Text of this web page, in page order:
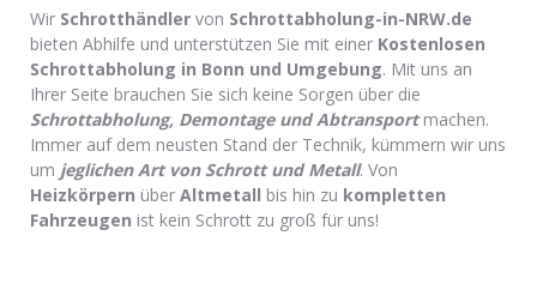
Wir Schrotthändler von Schrottabholung-in-NRW.de
bieten Abhilfe und unterstützen Sie mit einer Kostenlosen
Schrottabholung in Bonn und Umgebung. Mit uns an
Ihrer Seite brauchen Sie sich keine Sorgen über die
Schrottabholung, Demontage und Abtransportmachen.
Immer auf dem neusten Stand der Technik, kümmern wir uns
um jeglichen Art von Schrott und Metall. Von
Heizkörpern über Altmetall bis hin zu kompletten
Fahrzeugen ist kein Schrott zu groß für uns!